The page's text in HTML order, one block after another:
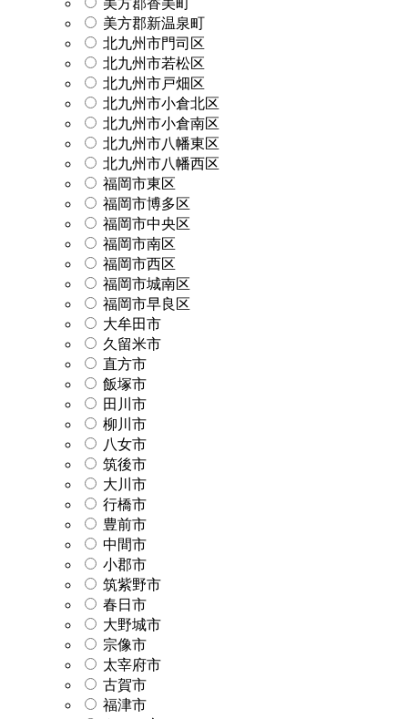
美方郡新温泉町
北九州市門司区
北九州市若松区
北九州市戸畑区
北九州市小倉北区
北九州市小倉南区
北九州市八幡東区
北九州市八幡西区
福岡市東区
福岡市博多区
福岡市中央区
福岡市南区
福岡市西区
福岡市城南区
福岡市早良区
大牟田市
久留米市
直方市
飯塚市
田川市
柳川市
八女市
筑後市
大川市
行橋市
豊前市
中間市
小郡市
筑紫野市
春日市
大野城市
宗像市
太宰府市
古賀市
福津市